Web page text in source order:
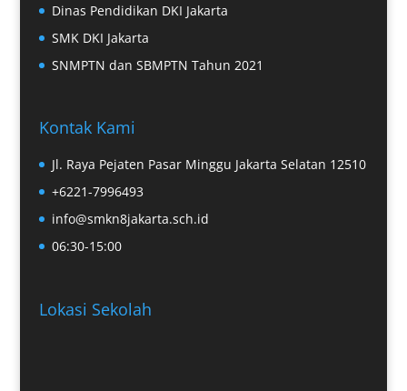
Dinas Pendidikan DKI Jakarta
SMK DKI Jakarta
SNMPTN dan SBMPTN Tahun 2021
Kontak Kami
Jl. Raya Pejaten Pasar Minggu Jakarta Selatan 12510
+6221-7996493
info@smkn8jakarta.sch.id
06:30-15:00
Lokasi Sekolah